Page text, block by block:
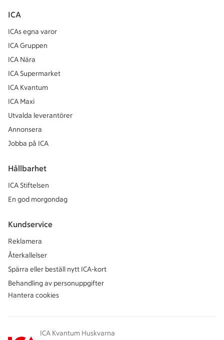
ICA
ICAs egna varor
ICA Gruppen
ICA Nära
ICA Supermarket
ICA Kvantum
ICA Maxi
Utvalda leverantörer
Annonsera
Jobba på ICA
Hållbarhet
ICA Stiftelsen
En god morgondag
Kundservice
Reklamera
Återkallelser
Spärra eller beställ nytt ICA-kort
Behandling av personuppgifter
Hantera cookies
ICA Kvantum Huskvarna